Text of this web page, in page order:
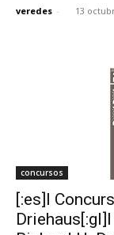
veredes - 13
concursos
[:es]I